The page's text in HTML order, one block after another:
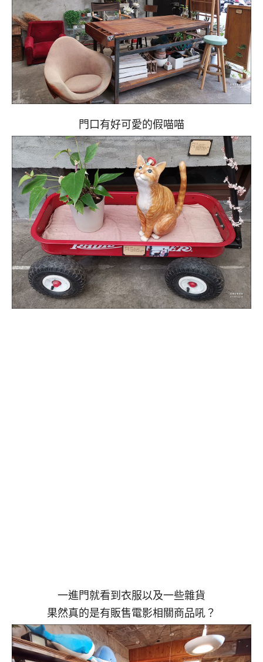
門口有好可愛的假喵喵
一進門就看到衣服以及一些雜貨
果然真的是有販售電影相關商品吼？